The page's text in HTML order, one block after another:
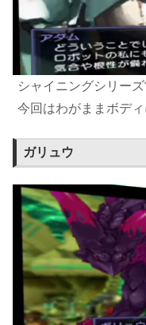
シャイニングシリー
今回はわがままボディ
ガリュウ